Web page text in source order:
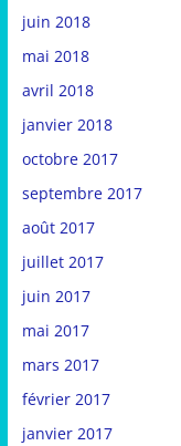
juin 2018
mai 2018
avril 2018
janvier 2018
octobre 2017
septembre 2017
août 2017
juillet 2017
juin 2017
mai 2017
mars 2017
février 2017
janvier 2017